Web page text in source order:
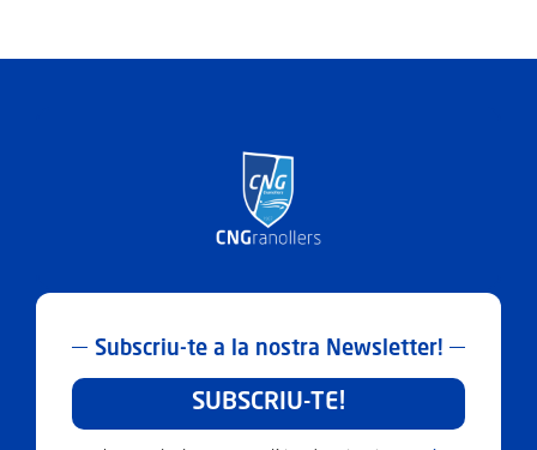
Subscriu-te a la nostra Newsletter!
SUBSCRIU-TE!